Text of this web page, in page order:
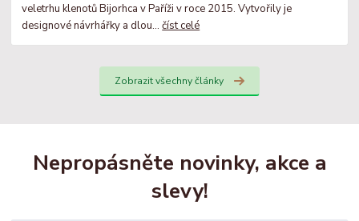
veletrhu klenotů Bijorhca v Paříži v roce 2015. Vytvořily je
designové návrhářky a dlou...číst celé
Zobrazit všechny články
Nepropásněte novinky, akce a
slevy!